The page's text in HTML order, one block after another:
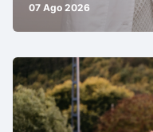
07 Ago 2026